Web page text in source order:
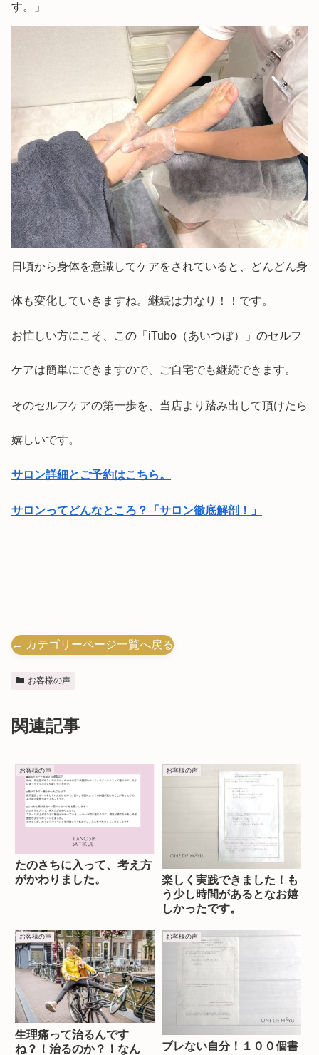
す。」
日頃から身体を意識してケアをされていると、どんどん身
体も変化していきますね。継続は力なり！！です。
お忙しい方にこそ、この「iTubo（あいつぼ）」のセルフ
ケアは簡単にできますので、ご自宅でも継続できます。
そのセルフケアの第一歩を、当店より踏み出して頂けたら
嬉しいです。
サロン詳細とご予約はこちら。
サロンってどんなところ？「サロン徹底解剖！」
← カテゴリーページ一覧へ戻る
お客様の声
関連記事
お客様の声
たのさちに入って、考え方
がかわりました。
お客様の声
楽しく実践できました！も
う少し時間があるとなお嬉
しかったです。
お客様の声
生理痛って治るんです
ね？！治るのか？！なん
お客様の声
ブレない自分！１００個書